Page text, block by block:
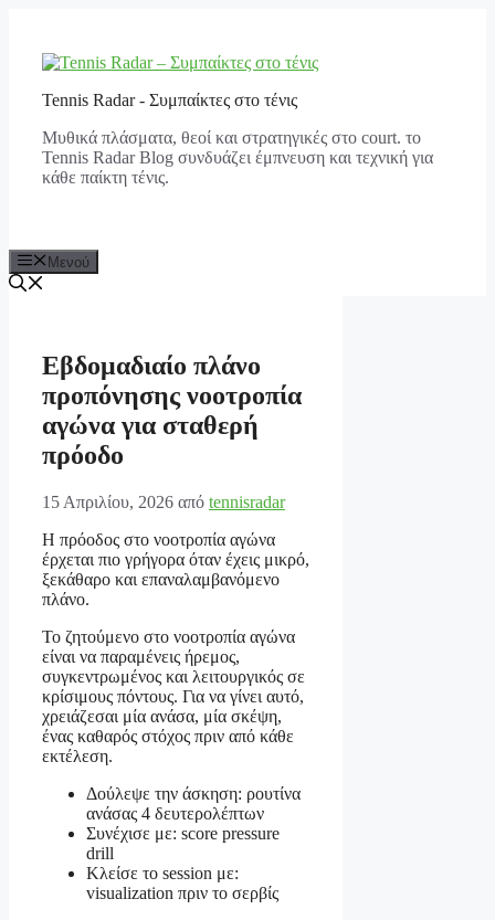
περιεχόμενο
Tennis Radar - Συμπαίκτες στο τένις
Μυθικά πλάσματα, θεοί και στρατηγικές στο court. το
Tennis Radar Blog συνδυάζει έμπνευση και τεχνική για
κάθε παίκτη τένις.
Μενού
Εβδομαδιαίο πλάνο
προπόνησης νοοτροπία
αγώνα για σταθερή
πρόοδο
15 Απριλίου, 2026 από tennisradar
Η πρόοδος στο νοοτροπία αγώνα
έρχεται πιο γρήγορα όταν έχεις μικρό,
ξεκάθαρο και επαναλαμβανόμενο
πλάνο.
Το ζητούμενο στο νοοτροπία αγώνα
είναι να παραμένεις ήρεμος,
συγκεντρωμένος και λειτουργικός σε
κρίσιμους πόντους. Για να γίνει αυτό,
χρειάζεσαι μία ανάσα, μία σκέψη,
ένας καθαρός στόχος πριν από κάθε
εκτέλεση.
Δούλεψε την άσκηση: ρουτίνα
ανάσας 4 δευτερολέπτων
Συνέχισε με: score pressure
drill
Κλείσε το session με:
visualization πριν το σερβίς